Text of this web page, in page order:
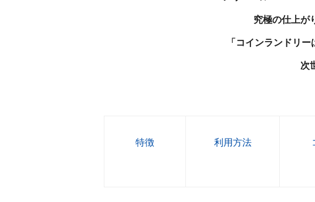
究極の仕上が
「コインランドリ
次
特徴 利用方法